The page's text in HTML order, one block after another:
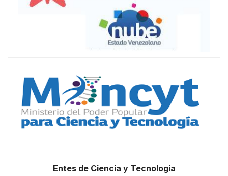
Entes de Ciencia y Tecnologia